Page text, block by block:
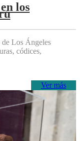
los
Los Ángeles
códices,
Ver más